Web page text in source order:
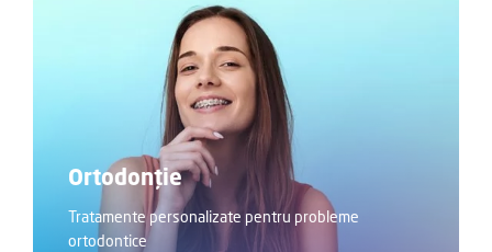
Ortodonție
Tratamente personalizate pentru probleme
ortodontice